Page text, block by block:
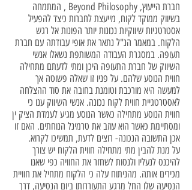
חברת הייעוץ, Beyond Philosophy , המתמחה
בשיווק ממוקד לקוח, מייעצת לחברות כיצד להפעיל
אסטרטגיות שיווקיות נכונות יותר הפונות אל רגש
הלקוח. במאמר הנ"ל נתאר את אופי עבודתה עם חברת
תעופה. במסגרת העבודה המשותפת נשאלו אנשי
השיווק של חברת התעופה היכן ומתי לדעתם מתחילה
חווית הנוסע שלהם. על פניו זו שאלה פשוטה אך
למעשה היא מורכבת וטומנת בחובה את סוד ההצלחה
לאסטרטגיית חווית לקוח נכונה. אנשי השיווק ענו כי
חווית הנוסע מתחילה כאשר הנוסע מגיע לעמדת הציק ין
ומסתיימת כאשר הוא עוזב את טרמינל הנוחתים. האם זו
אכן התשובה הנכונה- רוצים לדעת, תמשיכו לקרוא.
על מנת להבין מתי מתחילה חווית הלקוח יש צורך
להיכנס לנעליו ולנסות לשחזר את החוויה כפי שאנו
מכירים אותה. מהניתוח עלה כי הלקוח מתחיל את חוויית
הנסיעה שלו החל מרגע התעוררותו ביום הנסיעה, דרך